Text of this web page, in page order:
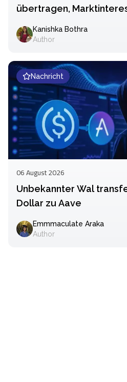
übertragen,
Kanishka Bothra
Author
Nachricht
06 August 2026
Unbekannter Wal
Dollar zu Aave
Emmmaculate Araka
Author